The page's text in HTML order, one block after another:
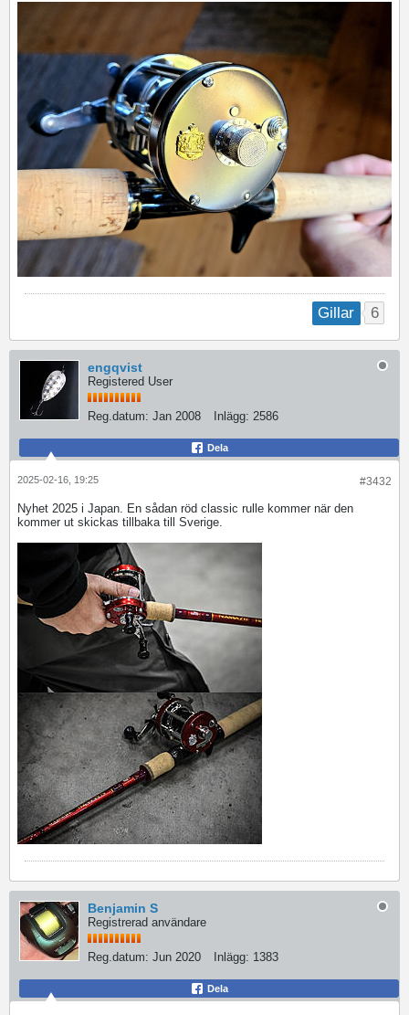
Gillar 6
engqvist
Registered User
Reg.datum: Jan 2008 Inlägg: 2586
Dela
#3432
2025-02-16, 19:25
Nyhet 2025 i Japan. En sådan röd classic rulle kommer när den
kommer ut skickas tillbaka till Sverige.
Benjamin S
Registrerad användare
Reg.datum: Jun 2020 Inlägg: 1383
Dela